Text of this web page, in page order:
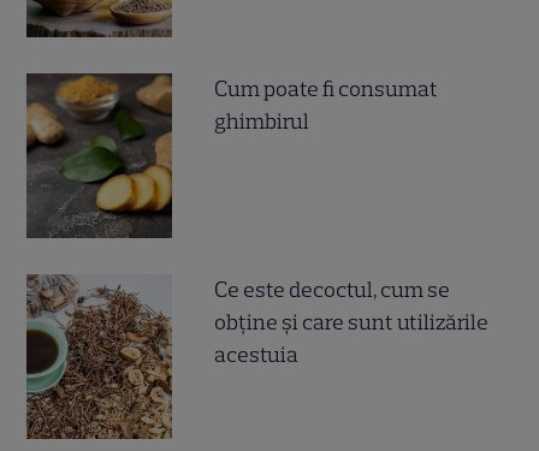
Cum poate fi consumat
ghimbirul
Ce este decoctul, cum se
obţine şi care sunt utilizările
acestuia